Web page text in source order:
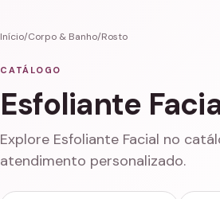
Início/Corpo & Banho/Rosto
CATÁLOGO
Esfoliante
Explore Esfoliante Facial no
atendimento personalizado.